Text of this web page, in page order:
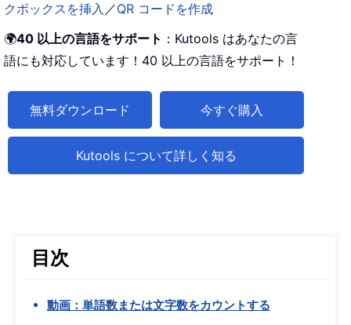
クボックスを挿入 ／QR コードを作成
🌍40 以上の言語をサポート ：Kutools はあなたの言
語にも対応しています！40 以上の言語をサポート！
無料ダウンロード 今すぐ購入
Kutools について詳しく知る
目次
動画：単語数または文字数をカウントする